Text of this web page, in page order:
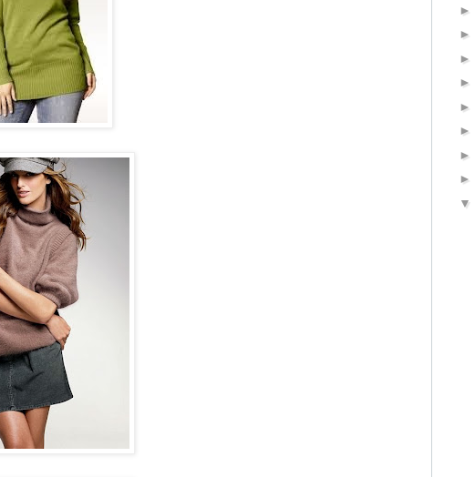
►
►
►
►
►
►
►
►
▼